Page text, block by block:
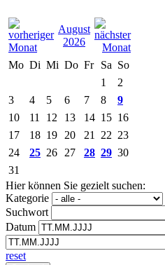
August
2026
Mo Di Mi Do Fr Sa So
1
2
3
4 5 6 7 8
9
10
11 12 13 14 15 16
17
18 19 20 21 22 23
24
25 26 27 28 29 30
31
Hier können Sie gezielt suchen:
Kategorie
Suchwort
Datum
reset